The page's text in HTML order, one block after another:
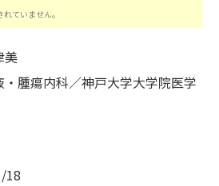
ていません。
美
腫瘍内科／神戸大学大学院医学
18